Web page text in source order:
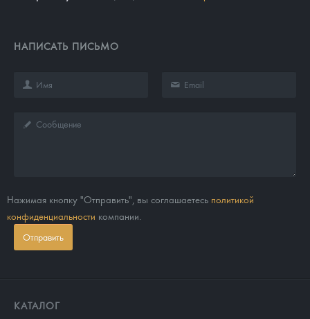
НАПИСАТЬ ПИСЬМО
Нажимая кнопку "Отправить", вы соглашаетесь политикой
конфиденциальности компании.
Отправить
КАТАЛОГ